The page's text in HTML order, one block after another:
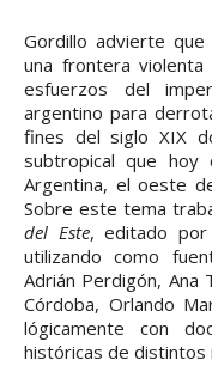
Gordillo advierte
una frontera
esfuerzos del
argentino para
fines del siglo XIX
subtropical que
Argentina, el oeste
Sobre este tema
del Este, editado por
utilizando como
Adrián Perdigón, Ana
Córdoba, Orlando
lógicamente con
históricas de distintos